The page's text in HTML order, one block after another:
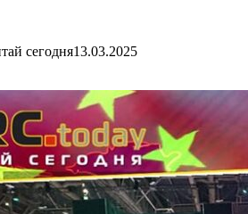
сегодня13.03.2025